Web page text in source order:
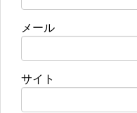
メール
サイト